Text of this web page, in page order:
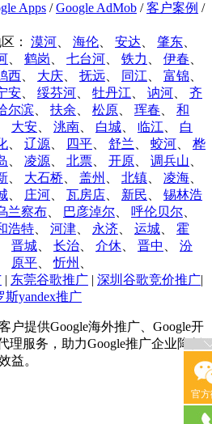
Apps /Google AdMob /客户案例 /
：
漠河、 海伦、 安达、 肇东、
、 鹤岗、 七台河、 铁力 、 伊春、
西、 大庆、 抚远、 同江、 富锦、
安、 绥芬河、 牡丹江、 讷河、 齐
尔滨、 扶余、 松原、 珲春、 和
大安、 洮南、 白城、 临江、 白
、 辽源、 四平、 舒兰、 蛟河、 桦
、 凌源、 北票、 开原、 调兵山、
、 大石桥、 盖州 、 北镇、 凌海、
、 庄河、 瓦房店、 新民、 锡林浩
兰察布、 巴彦淖尔、 呼伦贝尔、
浩特、 河津、 永济、 运城、 霍
晋城、 长治、 介休、 晋中 、 汾
原平、忻州 、
| 东莞谷歌推广 | 深圳谷歌竞价推广|
斯yandex推广
户提供Google海外推广、Google开
理服务，助力Google推广企业降低
益。
官